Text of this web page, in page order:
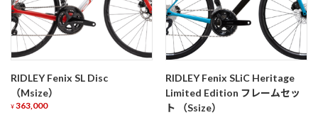
RIDLEY Fenix SL Disc
（Msize）
¥ 363,000
RIDLEY Fenix SLiC Heritage
Limited Edition フレームセッ
ト （Ssize）